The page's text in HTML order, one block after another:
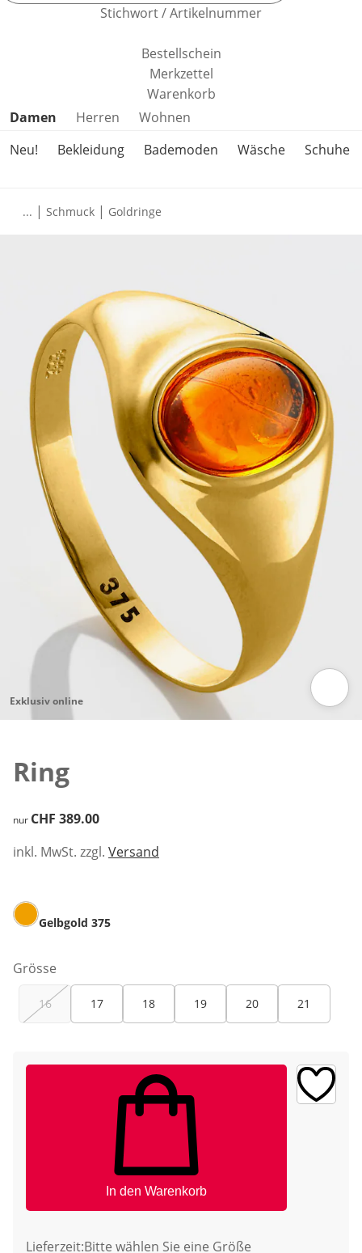
Stichwort / Artikelnummer
Bestellschein
Merkzettel
Warenkorb
Produktkategorien überspringen
Damen Herren
Wohnen
Neu!
Bekleidung Bademoden Wäsche Schuhe
... | Schmuck | Goldringe
Exklusiv online
Ring
CHF 389.00
nur CHF 389.00
inkl. MwSt. zzgl. Versand
Gelbgold 375
Grösse
16 17 18 19 20 21
In den Warenkorb
Lieferzeit:Bitte wählen Sie eine Größe